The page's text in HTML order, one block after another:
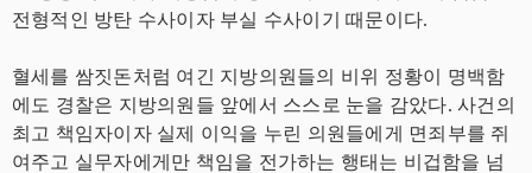
전형적인 방탄 수사이자 부실 수사이기 때문이다.
혈세를 쌈짓돈처럼 여긴 지방의원들의 비위 정황이 명백함
에도 경찰은 지방의원들 앞에서 스스로 눈을 감았다. 사건의
최고 책임자이자 실제 이익을 누린 의원들에게 면죄부를 쥐
여주고 실무자에게만 책임을 전가하는 행태는 비겁함을 넘